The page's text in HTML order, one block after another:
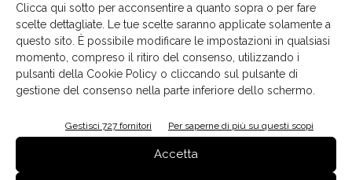
Clicca qui sotto per acconsentire a quanto sopra o per fare
scelte dettagliate. Le tue scelte saranno applicate solamente a
questo sito. È possibile modificare le impostazioni in qualsiasi
momento, compreso il ritiro del consenso, utilizzando i
pulsanti della Cookie Policy o cliccando sul pulsante di
gestione del consenso nella parte inferiore dello schermo.
Gestisci 727 fornitori Per saperne di più su questi scopi
Accetta